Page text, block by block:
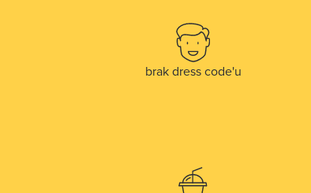
brak dress code'u